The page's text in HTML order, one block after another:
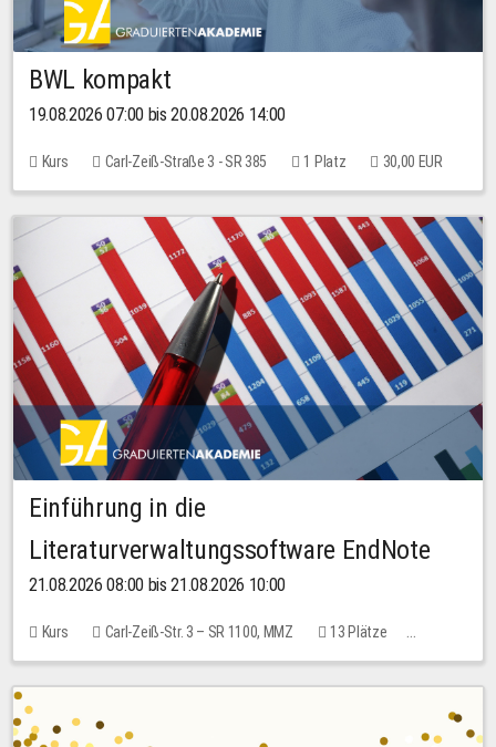
BWL kompakt
19.08.2026 07:00 bis 20.08.2026 14:00
Kurs Carl-Zeiß-Straße 3 - SR 385 1 Platz 30,00 EUR
Einführung in die
Literaturverwaltungssoftware EndNote
21.08.2026 08:00 bis 21.08.2026 10:00
Kurs Carl-Zeiß-Str. 3 – SR 1100, MMZ
13 Plätze
10,00 EUR